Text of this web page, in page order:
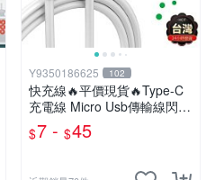
Y9350186625 102
快充線🔥平價現貨🔥Type-C
充電線 Micro Usb傳輸線閃充
線1米2米適用三星OPPO小米
Realme華為SONY
$7 - $45